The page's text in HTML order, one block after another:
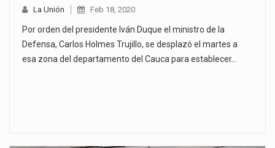
La Unión Feb 18, 2020
Por orden del presidente Iván Duque el ministro de la
Defensa, Carlos Holmes Trujillo, se desplazó el martes a
esa zona del departamento del Cauca para establecer…